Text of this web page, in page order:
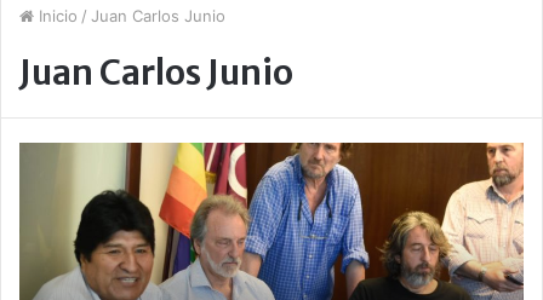
Inicio / Juan Carlos Junio
Juan Carlos Junio